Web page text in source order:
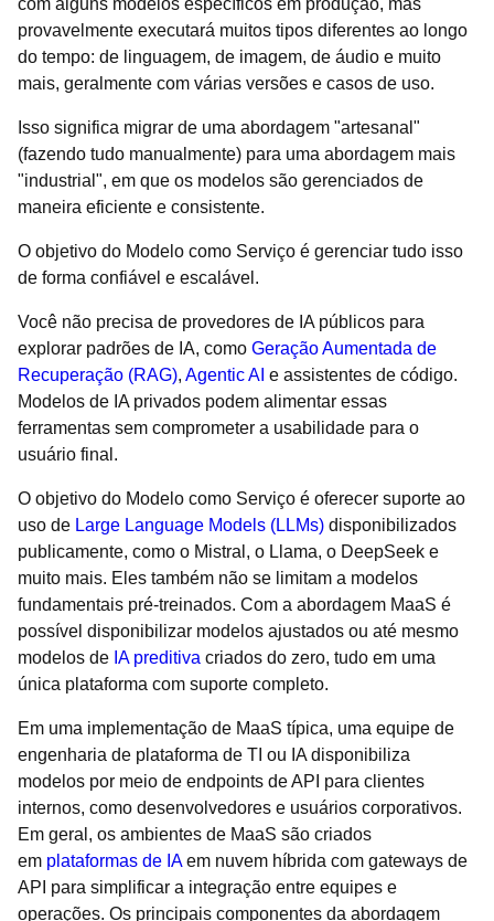
com alguns modelos específicos em produção, mas
provavelmente executará muitos tipos diferentes ao longo
do tempo: de linguagem, de imagem, de áudio e muito
mais, geralmente com várias versões e casos de uso.
Isso significa migrar de uma abordagem "artesanal"
(fazendo tudo manualmente) para uma abordagem mais
"industrial", em que os modelos são gerenciados de
maneira eficiente e consistente.
O objetivo do Modelo como Serviço é gerenciar tudo isso
de forma confiável e escalável.
Você não precisa de provedores de IA públicos para
explorar padrões de IA, como Geração Aumentada de
Recuperação (RAG), Agentic AI e assistentes de código.
Modelos de IA privados podem alimentar essas
ferramentas sem comprometer a usabilidade para o
usuário final.
O objetivo do Modelo como Serviço é oferecer suporte ao
uso de Large Language Models (LLMs) disponibilizados
publicamente, como o Mistral, o Llama, o DeepSeek e
muito mais. Eles também não se limitam a modelos
fundamentais pré-treinados. Com a abordagem MaaS é
possível disponibilizar modelos ajustados ou até mesmo
modelos de IA preditiva criados do zero, tudo em uma
única plataforma com suporte completo.
Em uma implementação de MaaS típica, uma equipe de
engenharia de plataforma de TI ou IA disponibiliza
modelos por meio de endpoints de API para clientes
internos, como desenvolvedores e usuários corporativos.
Em geral, os ambientes de MaaS são criados
em plataformas de IAem nuvem híbrida com gateways de
API para simplificar a integração entre equipes e
operações. Os principais componentes da abordagem